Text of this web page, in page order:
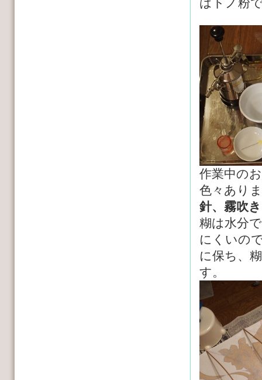
作業中の
色々あり
針、霧吹
糊は水分
にくいの
に保ち、
す。